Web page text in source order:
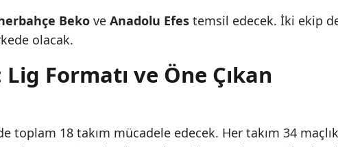
Beko ve Anadolu Efes temsil edecek. İki ekip
olacak.
Formatı ve Öne Çıkan
toplam 18 takım mücadele edecek. Her takım 34 maçlık